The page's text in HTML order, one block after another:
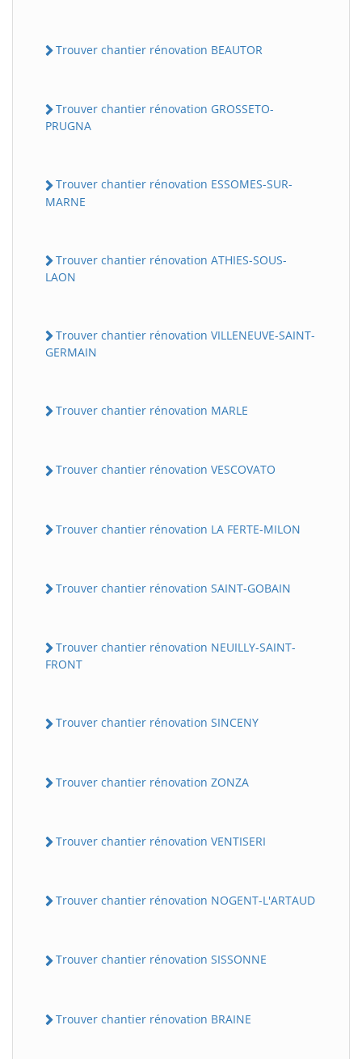
Trouver chantier rénovation BEAUTOR
Trouver chantier rénovation GROSSETO-
PRUGNA
Trouver chantier rénovation ESSOMES-SUR-
MARNE
Trouver chantier rénovation ATHIES-SOUS-
LAON
Trouver chantier rénovation VILLENEUVE-SAINT-
GERMAIN
Trouver chantier rénovation MARLE
Trouver chantier rénovation VESCOVATO
Trouver chantier rénovation LA FERTE-MILON
Trouver chantier rénovation SAINT-GOBAIN
Trouver chantier rénovation NEUILLY-SAINT-
FRONT
Trouver chantier rénovation SINCENY
Trouver chantier rénovation ZONZA
Trouver chantier rénovation VENTISERI
Trouver chantier rénovation NOGENT-L'ARTAUD
Trouver chantier rénovation SISSONNE
Trouver chantier rénovation BRAINE